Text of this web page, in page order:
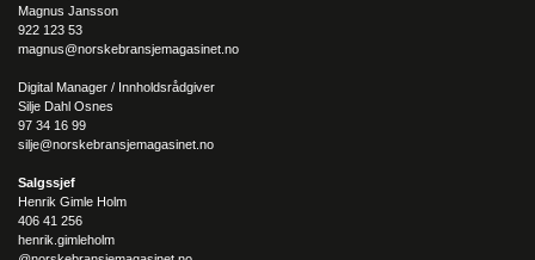
Magnus Jansson
922 123 53
magnus@norskebransjemagasinet.no
Digital Manager / Innholdsrådgiver
Silje Dahl Osnes
97 34 16 99
silje@norskebransjemagasinet.no
Salgssjef
Henrik Gimle Holm
406 41 256
henrik.gimleholm